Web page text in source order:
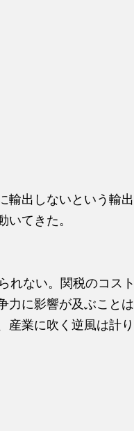
輸出しないという輸出
てきた。
れない。関税のコスト
力に影響が及ぶことは
産業に吹く逆風は計り